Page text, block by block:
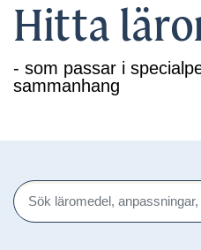
Hitta
- som passar i
sammanhang
Sök